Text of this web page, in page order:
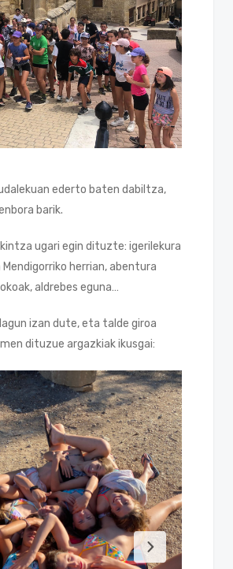
ederto baten dabiltza,
barik.
ugari egin dituzte: igerilekura
Mendigorriko herrian, abentura
aldrebes eguna…
izan dute, eta talde giroa
dituzue argazkiak ikusgai: